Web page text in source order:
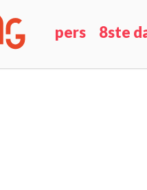
pers 8ste